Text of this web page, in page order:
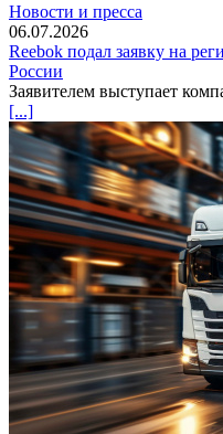
Новости и пресса
06.07.2026
Reebok подал заявку на
России
Заявителем выступает
[...]